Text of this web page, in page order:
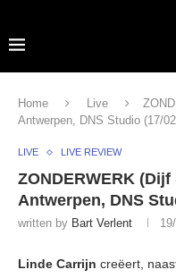
Home Live
Antwerpen, DNS Studio (17/
LIVE LIVE REVIEW
ZONDERWERK
Antwerpen, DNS
written by Bart Verlent
Linde Carrijn creëert,